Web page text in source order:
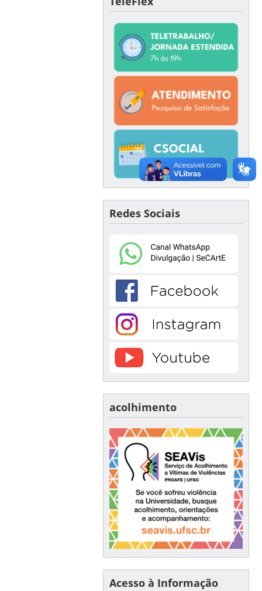
Redes Sociais
acolhimento
Acesso à Informação